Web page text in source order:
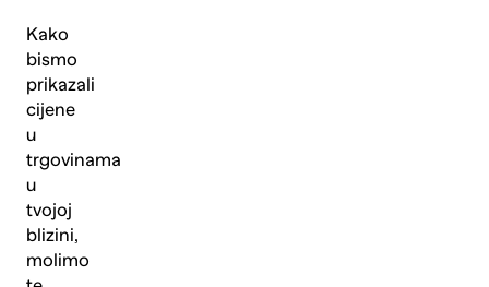
Kako
bismo
prikazali
cijene
u
trgovinama
u
tvojoj
blizini,
molimo
Pošalji